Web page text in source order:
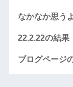
なかなか思う
22.2.22の結果
ブログページ